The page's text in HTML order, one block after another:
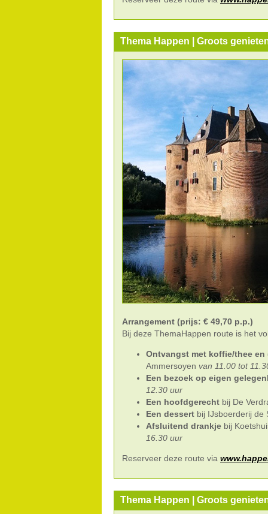
Thema Happen | Groots
Arrangement (prijs: € 49,70 p.p.)
Bij deze ThemaHappen route is het
Ontvangst met koffie/thee en
Ammersoyen van 11.00 tot
Een bezoek op eigen
12.30 uur
Een hoofdgerecht bij De
Een dessert bij IJsboerderij de
Afsluitend drankje bij
16.30 uur
Reserveer deze route via
Thema Happen | Groots